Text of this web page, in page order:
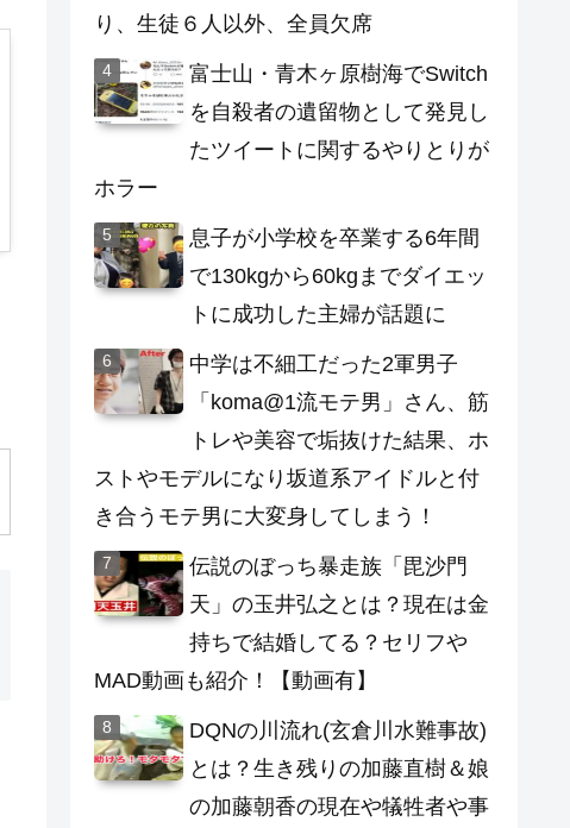
り、生徒６人以外、全員欠席
富士山・青木ヶ原樹海でSwitch
を自殺者の遺留物として発見し
たツイートに関するやりとりが
ホラー
息子が小学校を卒業する6年間
で130kgから60kgまでダイエッ
トに成功した主婦が話題に
中学は不細工だった2軍男子
「koma@1流モテ男」さん、筋
トレや美容で垢抜けた結果、ホ
ストやモデルになり坂道系アイドルと付
き合うモテ男に大変身してしまう！
伝説のぼっち暴走族「毘沙門
天」の玉井弘之とは？現在は金
持ちで結婚してる？セリフや
MAD動画も紹介！【動画有】
DQNの川流れ(玄倉川水難事故)
とは？生き残りの加藤直樹＆娘
の加藤朝香の現在や犠牲者や事